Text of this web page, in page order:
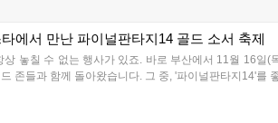
에서 만난 파이널판타지14 골드 소서 축제
놓칠 수 없는 행사가 있죠. 바로 부산에서 11월 16일
존들과 함께 돌아왔습니다. 그 중, '파이널판타지14'를